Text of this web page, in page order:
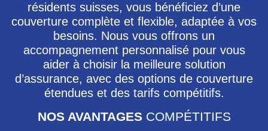
résidents suisses, vous bénéficiez d’une
couverture complète et flexible, adaptée à vos
besoins. Nous vous offrons un
accompagnement personnalisé pour vous
aider à choisir la meilleure solution
d’assurance, avec des options de couverture
étendues et des tarifs compétitifs.
NOS AVANTAGESCOMPÉTITIFS